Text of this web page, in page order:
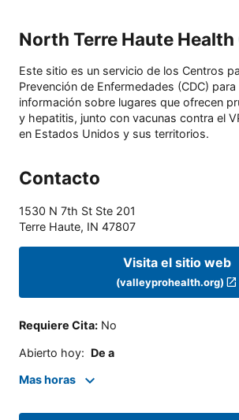
North Terre Haute
Este sitio es un servicio de los Centros
Prevención de Enfermedades (CDC)
información sobre lugares que ofrecen
y hepatitis, junto con vacunas contra el
en Estados Unidos y sus territorios.
Contacto
1530 N 7th St Ste 201
Terre Haute, IN 47807
Visita el sitio web
(valleyprohealth.org)
Requiere Cita: No
Abierto hoy: De a
Mas horas